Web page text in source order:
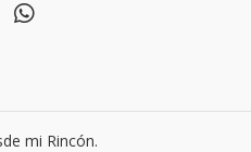
mi Rincón.